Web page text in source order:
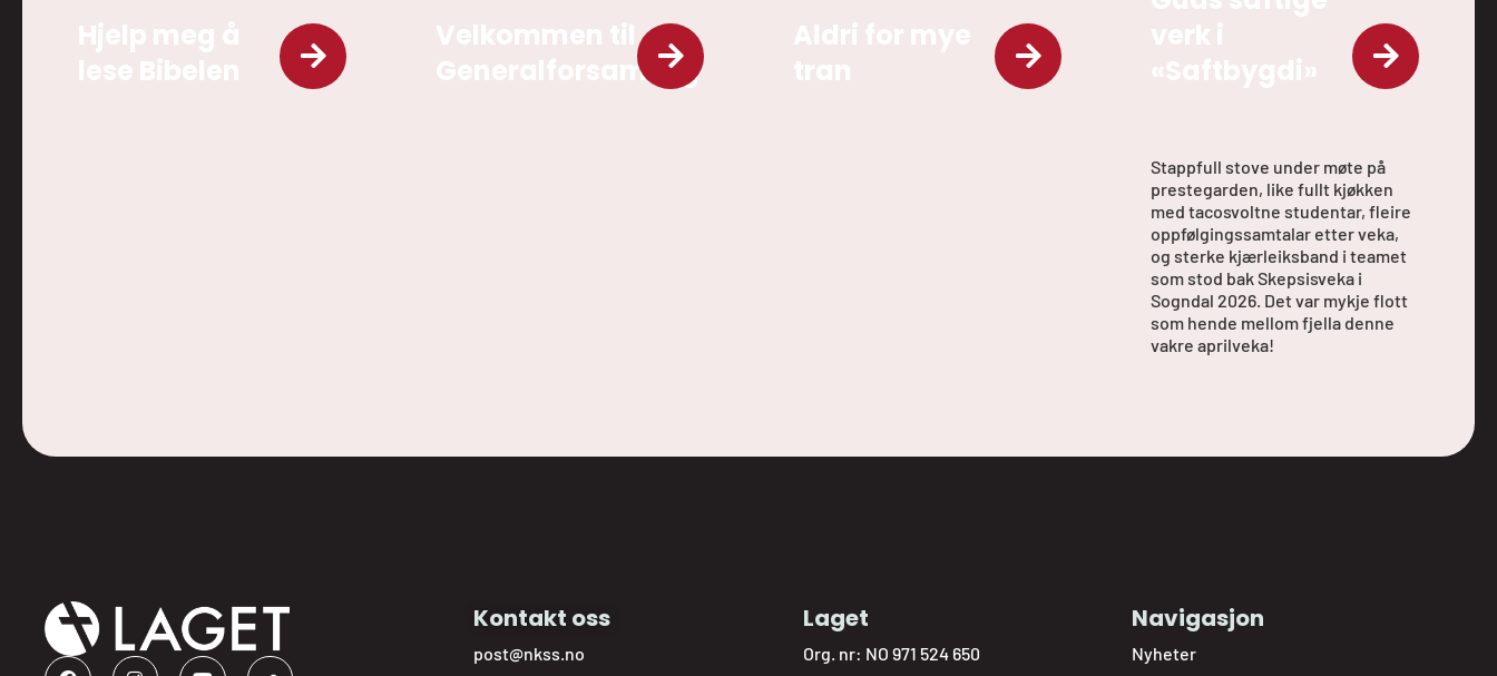
Generalforsamling
Stappfull stove under møte på
prestegarden, like fullt kjøkken
med tacosvoltne studentar, fleire
oppfølgingssamtalar etter veka,
og sterke kjærleiksband i teamet
som stod bak Skepsisveka i
Sogndal 2026. Det var mykje flott
som hende mellom fjella denne
vakre aprilveka!
Kontakt oss
post@nkss.no
Laget
Org. nr: NO 971 524 650
Navigasjon
Nyheter